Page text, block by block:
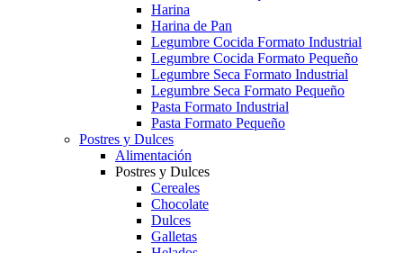
Harina
Harina de Pan
Legumbre Cocida Formato Industrial
Legumbre Cocida Formato Pequeño
Legumbre Seca Formato Industrial
Legumbre Seca Formato Pequeño
Pasta Formato Industrial
Pasta Formato Pequeño
Postres y Dulces
Alimentación
Postres y Dulces
Cereales
Chocolate
Dulces
Galletas